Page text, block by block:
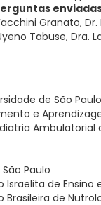
Granato,
Tabuse, Dra.
de São Paulo
e
Ambulatorial
Paulo
de Ensino
de